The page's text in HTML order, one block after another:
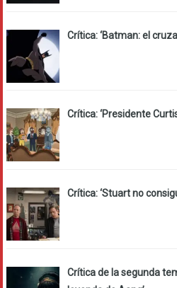
Crítica: ‘Batman: el
Crítica: ‘Presidente
Crítica: ‘Stuart no
Crítica de la segunda